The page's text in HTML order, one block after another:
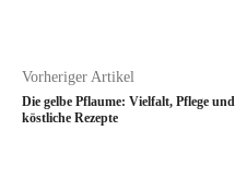
Vorheriger Artikel
Die gelbe Pflaume: Vielfalt, Pflege und
köstliche Rezepte